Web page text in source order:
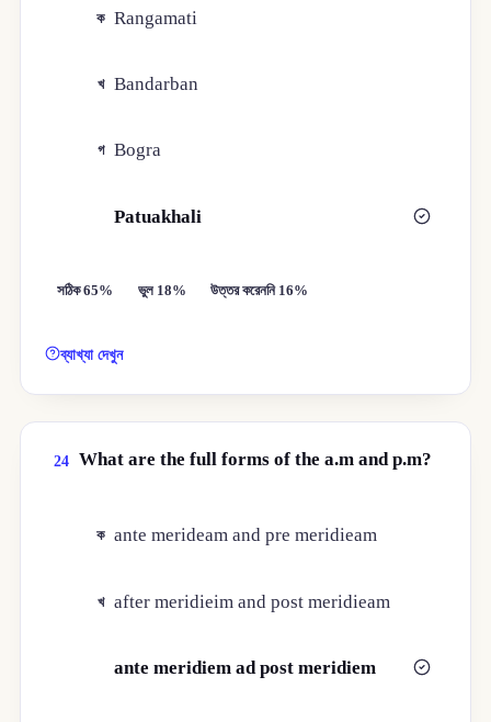
ক Rangamati
খ Bandarban
গ Bogra
Patuakhali
সঠিক 65% ভুল 18% উত্তর করেননি 16%
ব্যাখ্যা দেখুন
24 What are the full forms of the a.m and p.m?
ক ante merideam and pre meridieam
খ after meridieim and post meridieam
ante meridiem ad post meridiem